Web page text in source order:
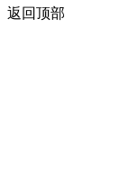
返回顶部